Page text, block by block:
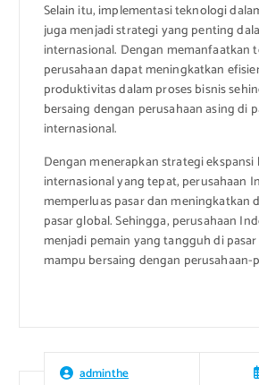
Selain itu, implementasi teknologi
juga menjadi strategi yang penting
internasional. Dengan memanfaatkan
perusahaan dapat meningkatkan
produktivitas dalam proses bisnis
bersaing dengan perusahaan asing di
internasional.
Dengan menerapkan strategi ekspansi
internasional yang tepat, perusahaan
memperluas pasar dan meningkatkan
pasar global. Sehingga, perusahaan
menjadi pemain yang tangguh di
mampu bersaing dengan perusahaan-
adminthe